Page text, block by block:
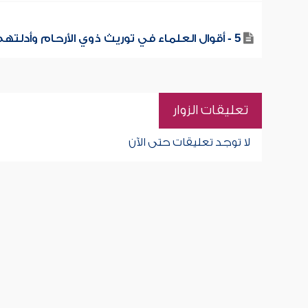
5 - أقوال العلماء في توريث ذوي الأرحام وأدلتهم
تعليقات الزوار
لا توجد تعليقات حتى الآن